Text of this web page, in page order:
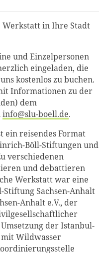
Werkstatt in Ihre Stadt
und Einzelpersonen
eingeladen, die
kostenlos zu buchen.
Informationen zu der
dem
info@slu-boell.de.
ein reisendes Format
Böll-Stiftungen und
verschiedenen
und debattieren
Werkstatt war eine
Sachsen-Anhalt
Anhalt e.V., der
der Istanbul-
mit Wildwasser